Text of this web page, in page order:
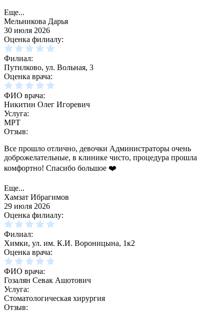
Еще...
Мельникова Дарья
30 июля 2026
Оценка филиалу:
Филиал:
Путилково, ул. Вольная, 3
Оценка врача:
ФИО врача:
Никитин Олег Игоревич
Услуга:
МРТ
Отзыв:
Все прошло отлично, девочки Администраторы очень
доброжелательные, в клинике чисто, процедура прошла
комфортно! Спасибо большое ❤️
Еще...
Хамзат Ибрагимов
29 июля 2026
Оценка филиалу:
Филиал:
Химки, ул. им. К.И. Вороницына, 1к2
Оценка врача:
ФИО врача:
Гозалян Севак Ашотович
Услуга:
Стоматологическая хирургия
Отзыв: